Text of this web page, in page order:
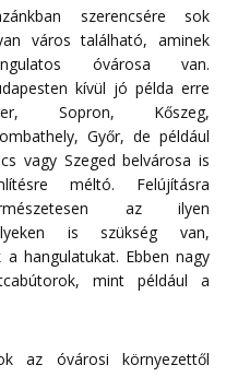
szerencsére sok
város található, aminek
óvárosa van.
kívül jó példa erre
Sopron, Kőszeg,
Győr, de például
vagy Szeged belvárosa is
méltó. Felújításra
az ilyen
is szükség van,
hangulatukat. Ebben nagy
mint például a
az óvárosi környezettől